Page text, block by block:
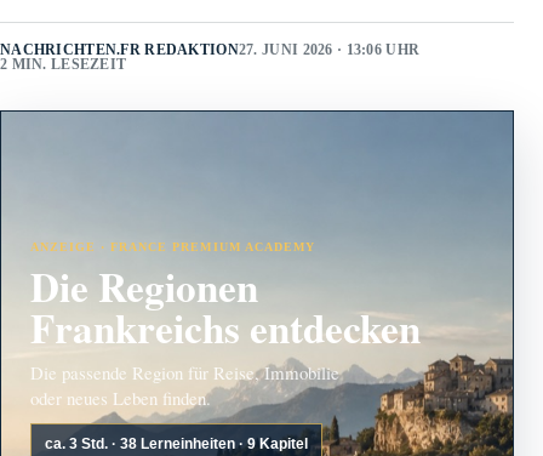
NACHRICHTEN.FR REDAKTION27. JUNI 2026 · 13:06 UHR
2 MIN. LESEZEIT
ANZEIGE · FRANCE PREMIUM ACADEMY
Die Regionen
Frankreichs entdecken
Die passende Region für Reise, Immobilie
oder neues Leben finden.
ca. 3 Std. · 38 Lerneinheiten · 9 Kapitel